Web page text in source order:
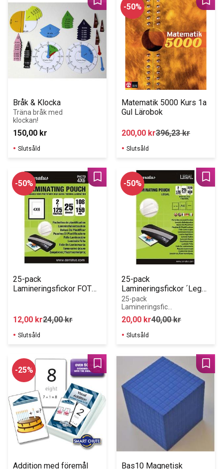
Bråk & Klocka
Träna bråk med
klockan!
150,00 kr
Lägg till i favoriter
Slutsåld
Matematik 5000 Kurs 1a
Gul Lärobok
200,00 kr396,23kr
50%
Slutsåld
25-pack
Lamineringsfickor FOTO
12,00 kr24,00kr
50% Lägg till i favoriter
Slutsåld
25-pack
Lamineringsfickor ´Legal
´ 229x368 mm
25-pack
Lamineringsficko
r "Legal"
229x368mm 2x
125 micron. Bra
skydd för dina
smuts, vätska
20,00 kr40,00kr
50%
Slutsåld
Addition med föremål
25% Lägg till i favoriter
Bas10 Magnetisk